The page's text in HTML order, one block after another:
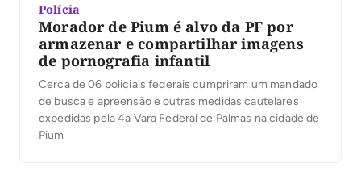
Polícia
Morador de Pium é alvo da PF por
armazenar e compartilhar imagens
de pornografia infantil
Cerca de 06 policiais federais cumpriram um mandado
de busca e apreensão e outras medidas cautelares
expedidas pela 4a Vara Federal de Palmas na cidade de
Pium